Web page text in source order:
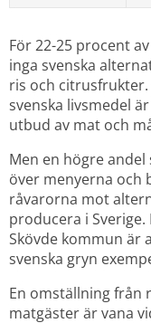
För 22-25 procent
inga svenska
ris och
svenska livsmedel
utbud av mat och
Men en högre
över menyerna och
råvarorna mot
producera i
Skövde kommun är
svenska gryn
En omställning från
matgäster är vana